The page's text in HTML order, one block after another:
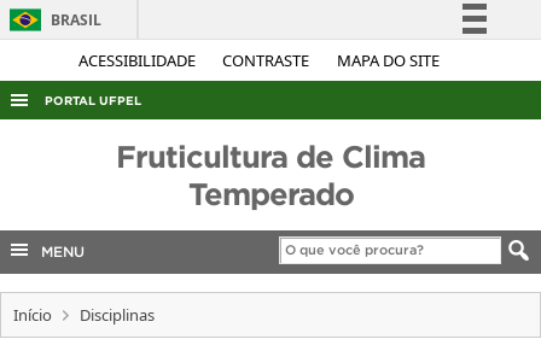
ACESSIBILIDADE CONTRASTE MAPA DO SITE
BRASIL
Simplifique!
Acesso à informação
Legislação
Canais
PORTAL UFPEL
Fruticultura de Clima
Temperado
MENU
Início Disciplinas